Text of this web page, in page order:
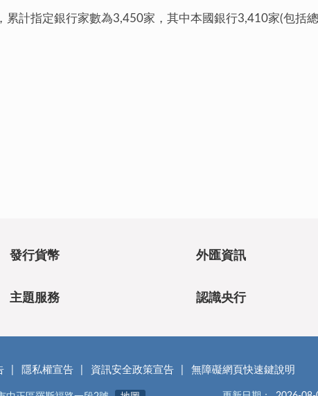
計指定銀行家數為3,450家，其中本國銀行3,410家(包括
發行貨幣 外匯資訊
主題服務 認識央行
隱私權宣告 資訊安全政策宣告 無障礙網頁快速鍵說明